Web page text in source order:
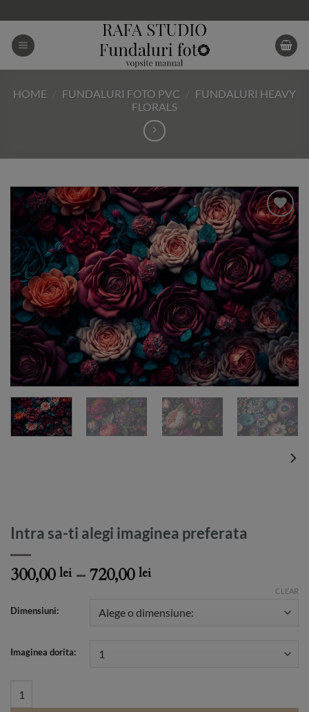
to
content
HOME FUNDALURI FOTO PVC
FUNDALURI HEAVY
FLORALS
Add to
Wishlist
Intra sa-ti alegi imaginea preferata
300,00 lei –720,00 leiPrice
300,00 lei
through
Dimensiuni:
Imaginea dorita:
CLEAR